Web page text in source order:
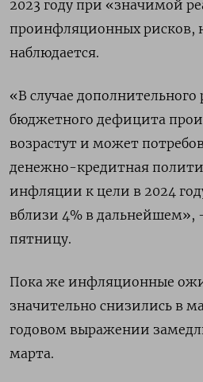
2023 году при «значимой
проинфляционных рисков,
наблюдается.
«В случае
бюджетного дефицита
возрастут и может
денежно-кредитная
инфляции к цели в 2024
вблизи 4% в дальнейшем»,
пятницу.
Пока же инфляционные
значительно снизились в
годовом выражении
марта.